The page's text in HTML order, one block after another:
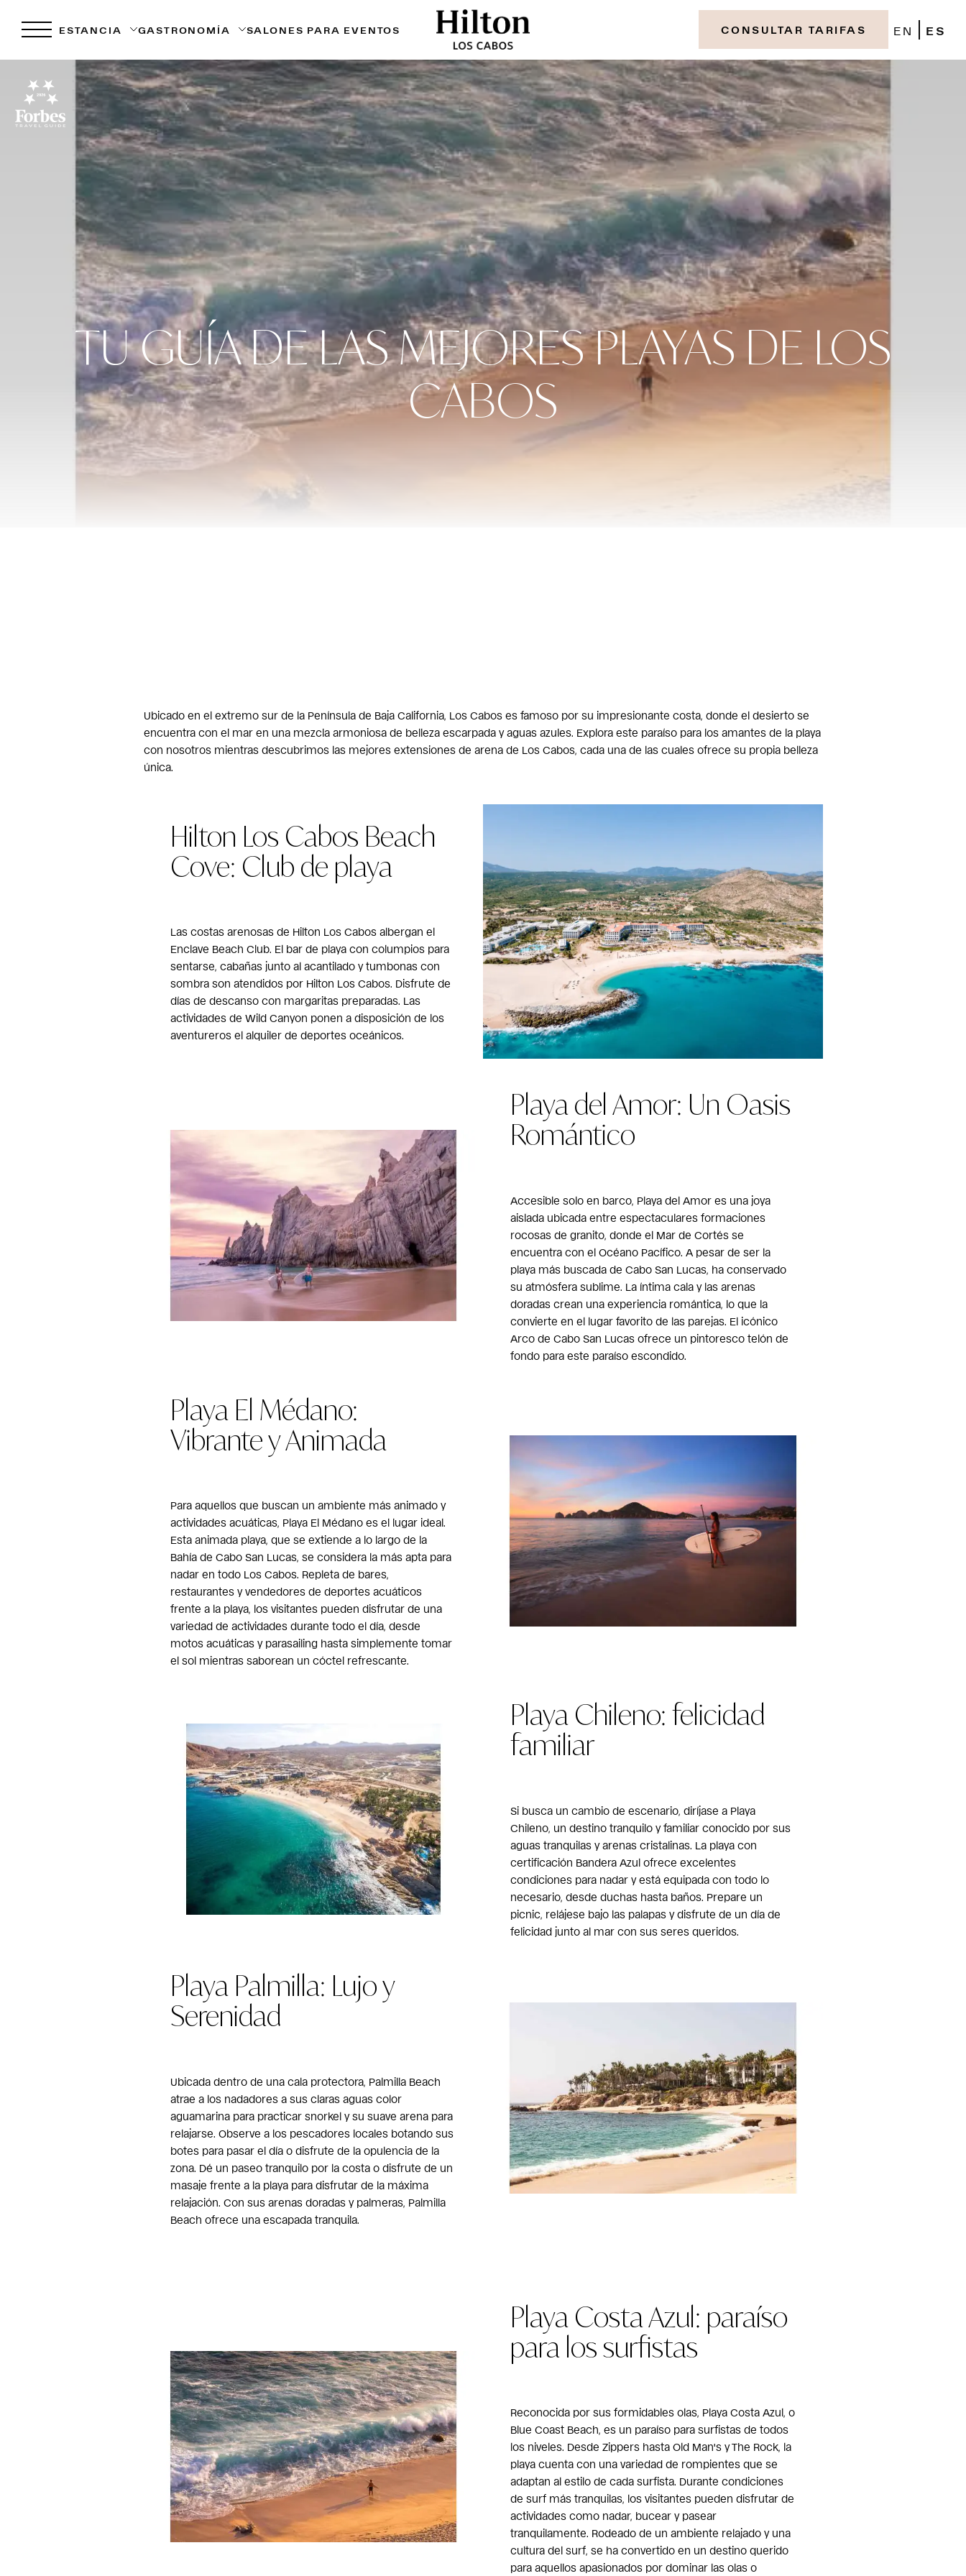
ESTANCIA GASTRONOMÍA SALONES PARA EVENTOS CONSULTAR TARIFAS EN ES
TU GUÍA DE LAS MEJORES PLAYAS DE LOS
CABOS
Ubicado en el extremo sur de la Península de Baja California, Los Cabos es famoso por su impresionante costa, donde el desierto se
encuentra con el mar en una mezcla armoniosa de belleza escarpada y aguas azules. Explora este paraíso para los amantes de la playa
con nosotros mientras descubrimos las mejores extensiones de arena de Los Cabos, cada una de las cuales ofrece su propia belleza
única.
Hilton Los Cabos Beach
Cove: Club de playa
Las costas arenosas de Hilton Los Cabos albergan el
Enclave Beach Club. El bar de playa con columpios para
sentarse, cabañas junto al acantilado y tumbonas con
sombra son atendidos por Hilton Los Cabos. Disfrute de
días de descanso con margaritas preparadas. Las
actividades de Wild Canyon ponen a disposición de los
aventureros el alquiler de deportes oceánicos.
Playa del Amor: Un Oasis
Romántico
Accesible solo en barco, Playa del Amor es una joya
aislada ubicada entre espectaculares formaciones
rocosas de granito, donde el Mar de Cortés se
encuentra con el Océano Pacífico. A pesar de ser la
playa más buscada de Cabo San Lucas, ha conservado
su atmósfera sublime. La íntima cala y las arenas
doradas crean una experiencia romántica, lo que la
convierte en el lugar favorito de las parejas. El icónico
Arco de Cabo San Lucas ofrece un pintoresco telón de
fondo para este paraíso escondido.
Playa El Médano:
Vibrante y Animada
Para aquellos que buscan un ambiente más animado y
actividades acuáticas, Playa El Médano es el lugar ideal.
Esta animada playa, que se extiende a lo largo de la
Bahía de Cabo San Lucas, se considera la más apta para
nadar en todo Los Cabos. Repleta de bares,
restaurantes y vendedores de deportes acuáticos
frente a la playa, los visitantes pueden disfrutar de una
variedad de actividades durante todo el día, desde
motos acuáticas y parasailing hasta simplemente tomar
el sol mientras saborean un cóctel refrescante.
Playa Chileno: felicidad
familiar
Si busca un cambio de escenario, diríjase a Playa
Chileno, un destino tranquilo y familiar conocido por sus
aguas tranquilas y arenas cristalinas. La playa con
certificación Bandera Azul ofrece excelentes
condiciones para nadar y está equipada con todo lo
necesario, desde duchas hasta baños. Prepare un
picnic, relájese bajo las palapas y disfrute de un día de
felicidad junto al mar con sus seres queridos.
Playa Palmilla: Lujo y
Serenidad
Ubicada dentro de una cala protectora, Palmilla Beach
atrae a los nadadores a sus claras aguas color
aguamarina para practicar snorkel y su suave arena para
relajarse. Observe a los pescadores locales botando sus
botes para pasar el día o disfrute de la opulencia de la
zona. Dé un paseo tranquilo por la costa o disfrute de un
masaje frente a la playa para disfrutar de la máxima
relajación. Con sus arenas doradas y palmeras, Palmilla
Beach ofrece una escapada tranquila.
Playa Costa Azul: paraíso
para los surfistas
Reconocida por sus formidables olas, Playa Costa Azul, o
Blue Coast Beach, es un paraíso para surfistas de todos
los niveles. Desde Zippers hasta Old Man's y The Rock, la
playa cuenta con una variedad de rompientes que se
adaptan al estilo de cada surfista. Durante condiciones
de surf más tranquilas, los visitantes pueden disfrutar de
actividades como nadar, bucear y pasear
tranquilamente. Rodeado de un ambiente relajado y una
cultura del surf, se ha convertido en un destino querido
para aquellos apasionados por dominar las olas o